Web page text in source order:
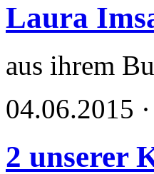
Laura
aus ihrem
04.06.2015
2 unserer